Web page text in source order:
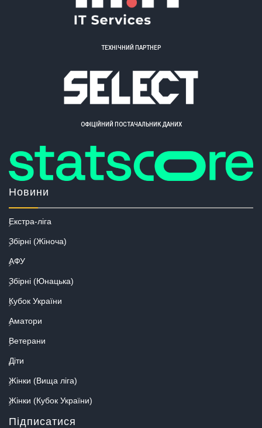
ТЕХНІЧНИЙ ПАРТНЕР
ОФІЦІЙНИЙ ПОСТАЧАЛЬНИК ДАНИХ
Новини
Екстра-ліга
Збірні (Жіноча)
АФУ
Збірні (Юнацька)
Кубок України
Аматори
Ветерани
Діти
Жінки (Вища ліга)
Жінки (Кубок України)
Підписатися